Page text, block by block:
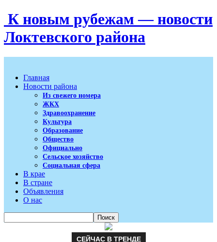
К новым рубежам — новости
Локтевского района
Главная
Новости района
Из свежего номера
ЖКХ
Здравоохранение
Культура
Образование
Общество
Официально
Сельское хозяйство
Социальная сфера
В крае
В стране
Объявления
О нас
СЕЙЧАС В ТРЕНДЕ